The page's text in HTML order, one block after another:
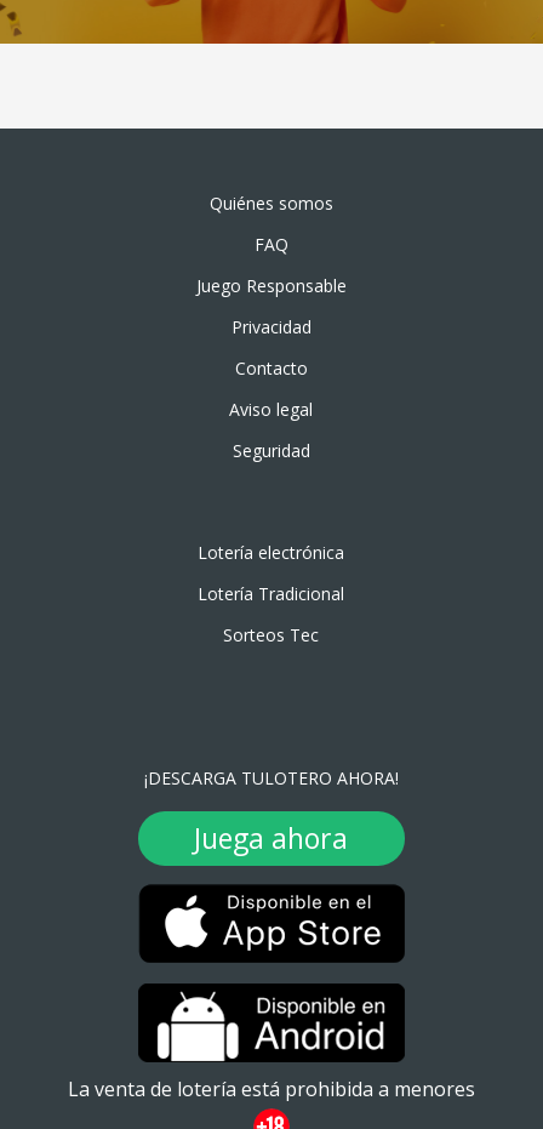
Quiénes somos
FAQ
Juego Responsable
Privacidad
Contacto
Aviso legal
Seguridad
Lotería electrónica
Lotería Tradicional
Sorteos Tec
¡DESCARGA TULOTERO AHORA!
Juega ahora
La venta de lotería está prohibida a menores